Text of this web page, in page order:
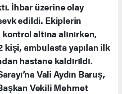
İhbar üzerine olay
edildi. Ekiplerin
altına alınırken,
ambulasta yapılan ilk
hastane kaldırıldı.
Vali Aydın Baruş,
Vekili Mehmet